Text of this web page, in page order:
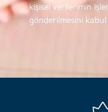
kişisel verilerimin
gönderilmesini